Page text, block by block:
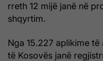
rreth 12 mijë janë në
shqyrtim.
Nga 15.227 aplikime
të Kosovës janë